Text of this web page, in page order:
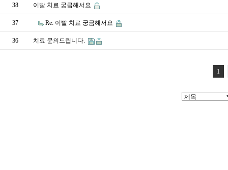
38 이빨 치료 궁금해서요
37 Re: 이빨 치료 궁금해서요
36 치료 문의드립니다.
1